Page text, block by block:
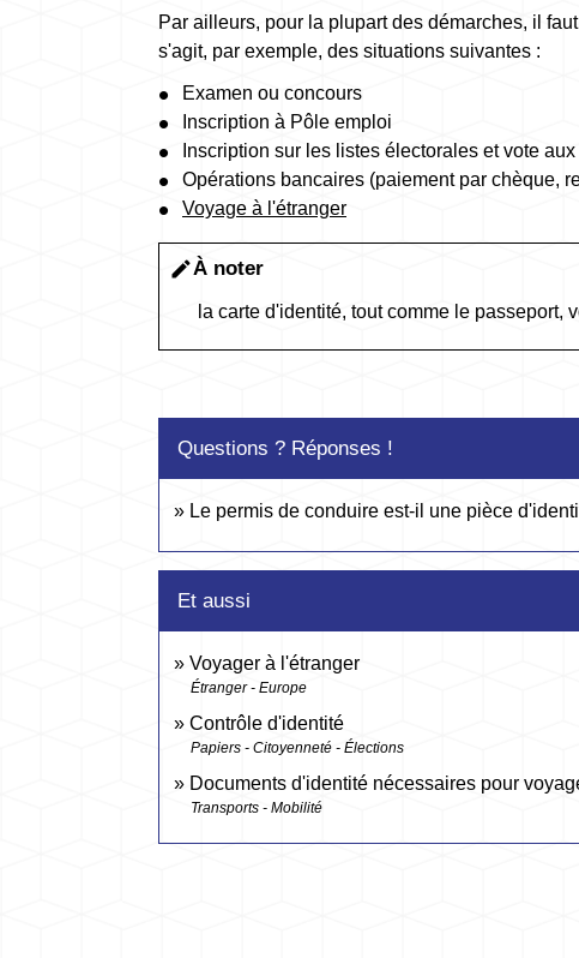
Par ailleurs, pour la plupart des démarches, il
s'agit, par exemple, des situations suivantes :
Examen ou concours
Inscription à Pôle emploi
Inscription sur les listes électorales et vote
Opérations bancaires (paiement par chèque,
Voyage à l'étranger
editÀ noter
la carte d'identité, tout comme le
Questions ? Réponses !
Le permis de conduire est-il une pièce
Et aussi
Voyager à l'étranger
Étranger - Europe
Contrôle d'identité
Papiers - Citoyenneté - Élections
Documents d'identité nécessaires pour
Transports - Mobilité